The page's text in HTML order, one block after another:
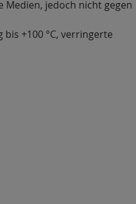
Medien, jedoch nicht gegen
bis +100 °C, verringerte